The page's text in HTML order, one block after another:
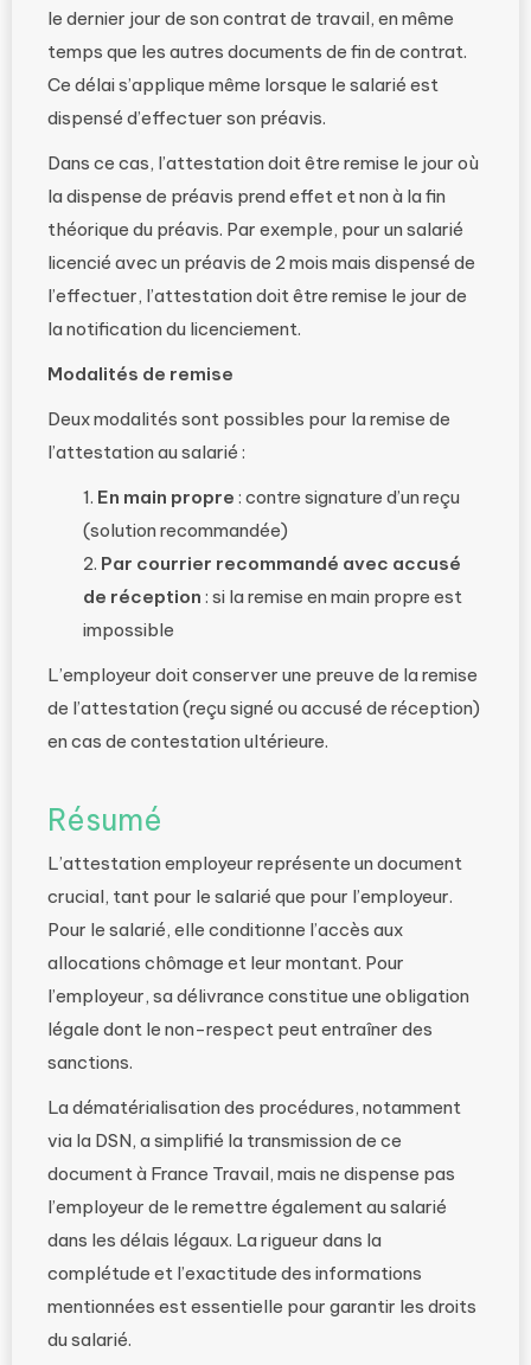
le dernier jour de son contrat de travail, en même
temps que les autres documents de fin de contrat.
Ce délai s’applique même lorsque le salarié est
dispensé d’effectuer son préavis.
Dans ce cas, l’attestation doit être remise le jour où
la dispense de préavis prend effet et non à la fin
théorique du préavis. Par exemple, pour un salarié
licencié avec un préavis de 2 mois mais dispensé de
l’effectuer, l’attestation doit être remise le jour de
la notification du licenciement.
Modalités de remise
Deux modalités sont possibles pour la remise de
l’attestation au salarié :
En main propre : contre signature d’un reçu
(solution recommandée)
Par courrier recommandé avec accusé
de réception : si la remise en main propre est
impossible
L’employeur doit conserver une preuve de la remise
de l’attestation (reçu signé ou accusé de réception)
en cas de contestation ultérieure.
Résumé
L’attestation employeur représente un document
crucial, tant pour le salarié que pour l’employeur.
Pour le salarié, elle conditionne l’accès aux
allocations chômage et leur montant. Pour
l’employeur, sa délivrance constitue une obligation
légale dont le non-respect peut entraîner des
sanctions.
La dématérialisation des procédures, notamment
via la DSN, a simplifié la transmission de ce
document à France Travail, mais ne dispense pas
l’employeur de le remettre également au salarié
dans les délais légaux. La rigueur dans la
complétude et l’exactitude des informations
mentionnées est essentielle pour garantir les droits
du salarié.